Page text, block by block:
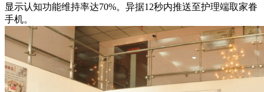
显示认知功能维持率达70%。异据12秒内推送至护理端取家眷
手机。